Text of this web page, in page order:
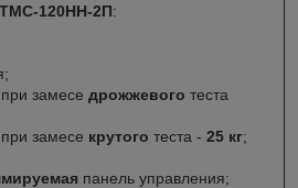
ТМС-120НН-2П:
при замесе дрожжевого теста
при замесе крутого теста - 25 кг;
панель управления;